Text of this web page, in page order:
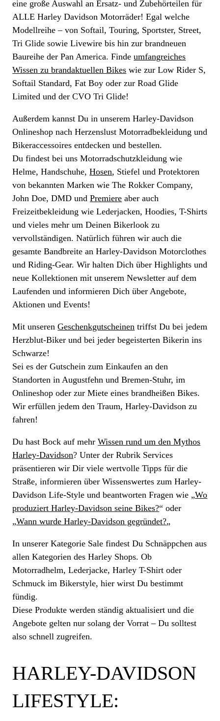
eine große Auswahl an Ersatz- und Zubehörteilen für
ALLE Harley Davidson Motorräder! Egal welche
Modellreihe – von Softail, Touring, Sportster, Street,
Tri Glide sowie Livewire bis hin zur brandneuen
Baureihe der Pan America. Findeumfangreiches
Wissen zu brandaktuellen Bikes wie zur Low Rider S,
Softail Standard, Fat Boy oder zur Road Glide
Limited und der CVO Tri Glide!
Außerdem kannst Du in unserem Harley-Davidson
Onlineshop nach Herzenslust Motorradbekleidung und
Bikeraccessoires entdecken und bestellen.
Du findest bei uns Motorradschutzkleidung wie
Helme, Handschuhe,Hosen, Stiefel und Protektoren
von bekannten Marken wie The Rokker Company,
John Doe, DMD undPremiere aber auch
Freizeitbekleidung wie Lederjacken, Hoodies, T-Shirts
und vieles mehr um Deinen Bikerlook zu
vervollständigen. Natürlich führen wir auch die
gesamte Bandbreite an Harley-Davidson Motorclothes
und Riding-Gear. Wir halten Dich über Highlights und
neue Kollektionen mit unserem Newsletter auf dem
Laufenden und informieren Dich über Angebote,
Aktionen und Events!
Mit unserenGeschenkgutscheinen triffst Du bei jedem
Herzblut-Biker und bei jeder begeisterten Bikerin ins
Schwarze!
Sei es der Gutschein zum Einkaufen an den
Standorten in Augustfehn und Bremen-Stuhr, im
Onlineshop oder zur Miete eines brandheißen Bikes.
Wir erfüllen jedem den Traum, Harley-Davidson zu
fahren!
Du hast Bock auf mehrWissen rund um den Mythos
Harley-Davidson? Unter der Rubrik Services
präsentieren wir Dir viele wertvolle Tipps für die
Straße, informieren über Wissenswertes zum Harley-
Davidson Life-Style und beantworten Fragen wie „Wo
produziert Harley-Davidson seine Bikes?“ oder
„Wann wurde Harley-Davidson gegründet?„
In unserer Kategorie Sale findest Du Schnäppchen aus
allen Kategorien des Harley Shops. Ob
Motorradhelm, Lederjacke, Harley T-Shirt oder
Schmuck im Bikerstyle, hier wirst Du bestimmt
fündig.
Diese Produkte werden ständig aktualisiert und die
Angebote gelten nur solang der Vorrat – Du solltest
also schnell zugreifen.
HARLEY-DAVIDSON
LIFESTYLE: